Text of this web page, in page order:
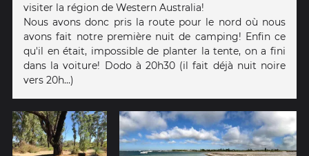
visiter la région de Western Australia!
Nous avons donc pris la route pour le nord où nous
avons fait notre première nuit de camping! Enfin ce
qu'il en était, impossible de planter la tente, on a fini
dans la voiture! Dodo à 20h30 (il fait déjà nuit noire
vers 20h...)